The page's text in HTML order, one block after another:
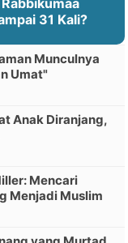
31 Kali?
Munculnya
Umat"
Anak Diranjang,
Mencari
Menjadi Muslim